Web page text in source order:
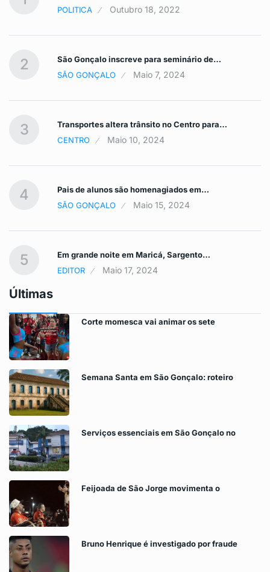
POLITICA Outubro 18, 2022
2
São Gonçalo inscreve para seminário de…
SÃO GONÇALO
Maio 7, 2024
3
Transportes altera trânsito no Centro para…
CENTRO
Maio 10, 2024
4
Pais de alunos são homenagiados em…
SÃO GONÇALO
Maio 15, 2024
5
Em grande noite em Maricá, Sargento…
EDITOR
Maio 17, 2024
Últimas
Corte momesca vai animar os sete
Semana Santa em São Gonçalo: roteiro
Serviços essenciais em São Gonçalo no
Feijoada de São Jorge movimenta o
Bruno Henrique é investigado por fraude